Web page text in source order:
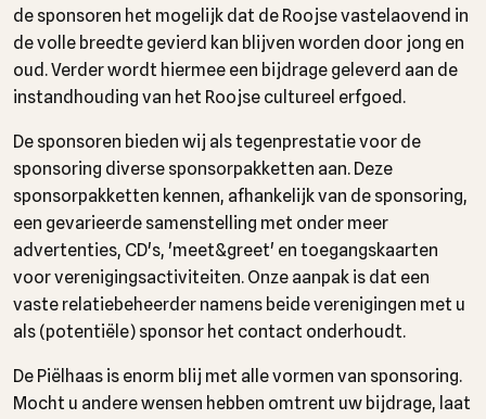
de sponsoren het mogelijk dat de Roojse vastelaovend in
de volle breedte gevierd kan blijven worden door jong en
oud. Verder wordt hiermee een bijdrage geleverd aan de
instandhouding van het Roojse cultureel erfgoed.
De sponsoren bieden wij als tegenprestatie voor de
sponsoring diverse sponsorpakketten aan. Deze
sponsorpakketten kennen, afhankelijk van de sponsoring,
een gevarieerde samenstelling met onder meer
advertenties, CD's, 'meet&greet' en toegangskaarten
voor verenigingsactiviteiten. Onze aanpak is dat een
vaste relatiebeheerder namens beide verenigingen met u
als (potentiële) sponsor het contact onderhoudt.
De Piëlhaas is enorm blij met alle vormen van sponsoring.
Mocht u andere wensen hebben omtrent uw bijdrage, laat